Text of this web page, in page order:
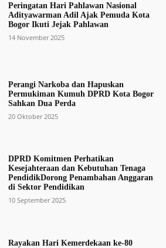
Peringatan Hari Pahlawan Nasional
Adityawarman Adil Ajak Pemuda Kota
Bogor Ikuti Jejak Pahlawan
14 November 2025
Perangi Narkoba dan Hapuskan
Permukiman Kumuh DPRD Kota Bogor
Sahkan Dua Perda
20 Oktober 2025
DPRD Komitmen Perhatikan
Kesejahteraan dan Kebutuhan Tenaga
PendidikDorong Penambahan Anggaran
di Sektor Pendidikan
10 September 2025
Rayakan Hari Kemerdekaan ke-80